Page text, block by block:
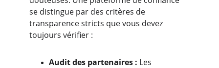
se distingue par des critères de
transparence stricts que vous devez
toujours vérifier :
Audit des partenaires : Les